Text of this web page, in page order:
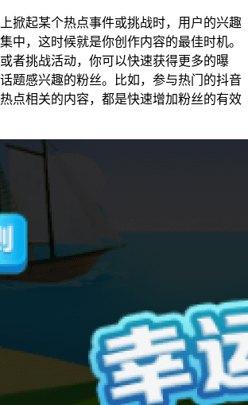
掀起某个热点事件或挑战时，用户的兴趣
中，这时候就是你创作内容的最佳时机。
者挑战活动，你可以快速获得更多的曝
题感兴趣的粉丝。比如，参与热门的抖音
点相关的内容，都是快速增加粉丝的有效